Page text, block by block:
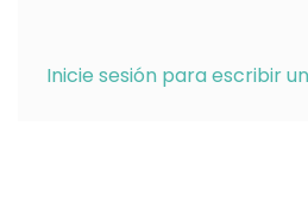
Inicie sesión para escribir